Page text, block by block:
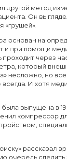
другой метод
Он
«грушей».
основан на
и при помощи
проходит через
который
несложно, но
всегда. И хотя
выпущена в
компрессор
рассказал
очередь